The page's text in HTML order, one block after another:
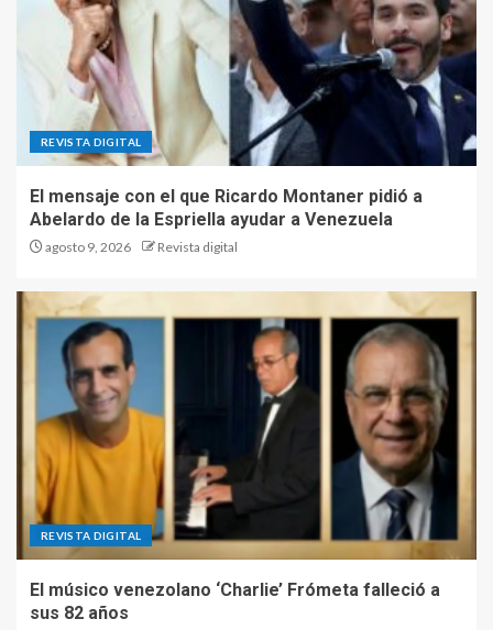
REVISTA DIGITAL
El mensaje con el que Ricardo Montaner pidió a
Abelardo de la Espriella ayudar a Venezuela
agosto 9, 2026 Revista digital
REVISTA DIGITAL
El músico venezolano ‘Charlie’ Frómeta falleció a
sus 82 años